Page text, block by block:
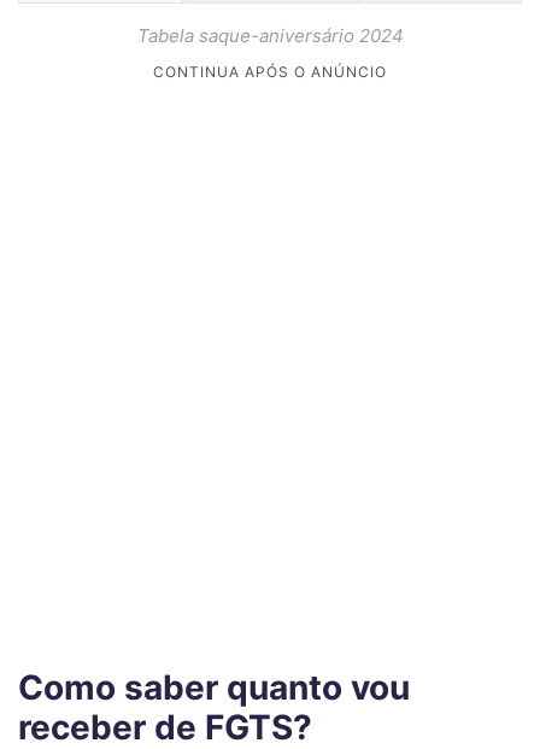
Tabela saque-aniversário 2024
Como saber quanto vou
receber de FGTS?